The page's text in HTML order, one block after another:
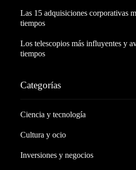
Las 15 adquisiciones corporativas
tiempos
Los telescopios más influyentes y
tiempos
Categorías
Ciencia y tecnología
Cultura y ocio
Inversiones y negocios